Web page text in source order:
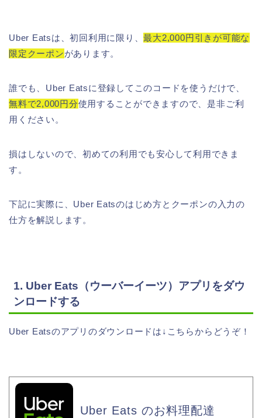
Uber Eatsは、初回利用に限り、最大2,000円引きが可能な
限定クーポンがあります。
誰でも、Uber Eatsに登録してこのコードを使うだけで、
無料で2,000円分使用することができますので、是非ご利
用ください。
損はしないので、初めての利用でも安心して利用できま
す。
下記に実際に、Uber Eatsのはじめ方とクーポンの入力の
仕方を解説します。
1. Uber Eats（ウーバーイーツ）アプリをダウ
ンロードする
Uber Eatsのアプリのダウンロードは↓こちらからどうぞ！
Uber Eats のお料理配達